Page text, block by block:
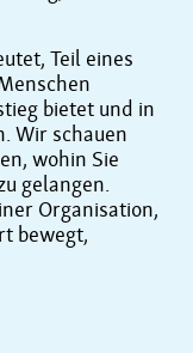
Teil eines
bietet und in
Wir schauen
wohin Sie
gelangen.
Organisation,
bewegt,